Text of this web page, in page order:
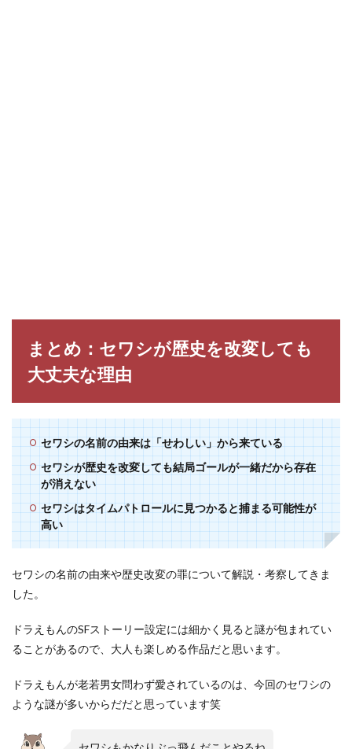
まとめ：セワシが歴史を改変しても
大丈夫な理由
セワシの名前の由来は「せわしい」から来ている
セワシが歴史を改変しても結局ゴールが一緒だから存在
が消えない
セワシはタイムパトロールに見つかると捕まる可能性が
高い
セワシの名前の由来や歴史改変の罪について解説・考察してきま
した。
ドラえもんのSFストーリー設定には細かく見ると謎が包まれてい
ることがあるので、大人も楽しめる作品だと思います。
ドラえもんが老若男女問わず愛されているのは、今回のセワシの
ような謎が多いからだだと思っています笑